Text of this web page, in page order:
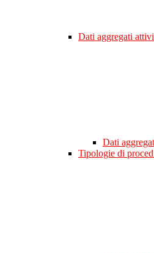
Dati aggregati
Dati
Tipologie di